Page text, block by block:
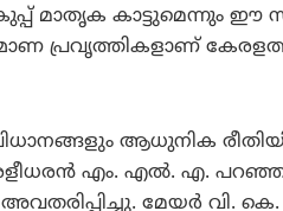
മാതൃക കാട്ടുമെന്നും ഈ
പ്രവൃത്തികളാണ്
ആധുനിക
എം. എല്‍. എ.
മേയര്‍ വി. കെ.